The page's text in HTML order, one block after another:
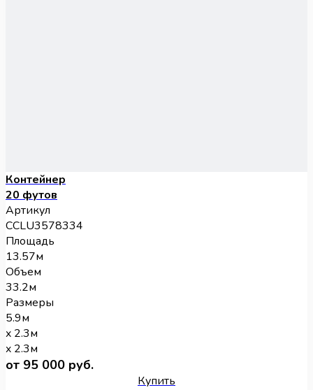
Контейнер
20 футов
Артикул
CCLU3578334
Площадь
13.57м
Объем
33.2м
Размеры
5.9м
x 2.3м
x 2.3м
от 95 000 руб.
Купить